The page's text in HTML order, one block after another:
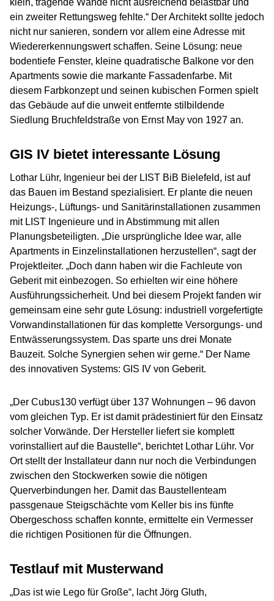
klein, tragende Wände nicht ausreichend belastbar und
ein zweiter Rettungsweg fehlte.“ Der Architekt sollte jedoch
nicht nur sanieren, sondern vor allem eine Adresse mit
Wiedererkennungswert schaffen. Seine Lösung: neue
bodentiefe Fenster, kleine quadratische Balkone vor den
Apartments sowie die markante Fassadenfarbe. Mit
diesem Farbkonzept und seinen kubischen Formen spielt
das Gebäude auf die unweit entfernte stilbildende
Siedlung Bruchfeldstraße von Ernst May von 1927 an.
GIS IV bietet interessante Lösung
Lothar Lühr, Ingenieur bei der LIST BiB Bielefeld, ist auf
das Bauen im Bestand spezialisiert. Er plante die neuen
Heizungs-, Lüftungs- und Sanitärinstallationen zusammen
mit LIST Ingenieure und in Abstimmung mit allen
Planungsbeteiligten. „Die ursprüngliche Idee war, alle
Apartments in Einzelinstallationen herzustellen“, sagt der
Projektleiter. „Doch dann haben wir die Fachleute von
Geberit mit einbezogen. So erhielten wir eine höhere
Ausführungssicherheit. Und bei diesem Projekt fanden wir
gemeinsam eine sehr gute Lösung: industriell vorgefertigte
Vorwandinstallationen für das komplette Versorgungs- und
Entwässerungssystem. Das sparte uns drei Monate
Bauzeit. Solche Synergien sehen wir gerne.“ Der Name
des innovativen Systems: GIS IV von Geberit.
„Der Cubus130 verfügt über 137 Wohnungen – 96 davon
vom gleichen Typ. Er ist damit prädestiniert für den Einsatz
solcher Vorwände. Der Hersteller liefert sie komplett
vorinstalliert auf die Baustelle“, berichtet Lothar Lühr. Vor
Ort stellt der Installateur dann nur noch die Verbindungen
zwischen den Stockwerken sowie die nötigen
Querverbindungen her. Damit das Baustellenteam
passgenaue Steigschächte vom Keller bis ins fünfte
Obergeschoss schaffen konnte, ermittelte ein Vermesser
die richtigen Positionen für die Öffnungen.
Testlauf mit Musterwand
„Das ist wie Lego für Große“, lacht Jörg Gluth,